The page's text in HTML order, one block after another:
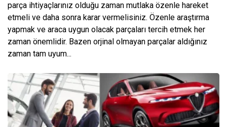
parça ihtiyaçlarınız olduğu zaman mutlaka özenle hareket
etmeli ve daha sonra karar vermelisiniz. Özenle araştırma
yapmak ve araca uygun olacak parçaları tercih etmek her
zaman önemlidir. Bazen orjinal olmayan parçalar aldığınız
zaman tam uyum...